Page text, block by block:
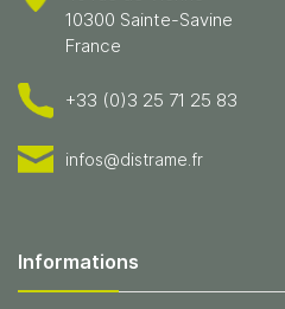
10300 Sainte-Savine
France
+33 (0)3 25 71 25 83
infos@distrame.fr
Informations